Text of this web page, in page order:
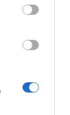
cortafuegos
, así
más